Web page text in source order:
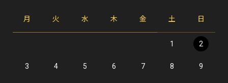
月 火 水 木 金 土 日
1 2
3 4 5 6 7 8 9